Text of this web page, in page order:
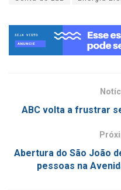
ABC volta a frustrar
Abertura do São João
pessoas na